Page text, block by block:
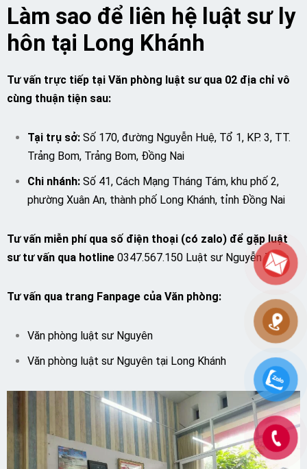
Làm sao để liên hệ luật sư ly
hôn tại Long Khánh
Tư vấn trực tiếp tại Văn phòng luật sư qua 02 địa chỉ vô
cùng thuận tiện sau:
Tại trụ sở: Số 170, đường Nguyễn Huệ, Tổ 1, KP. 3, TT.
Trảng Bom, Trảng Bom, Đồng Nai
Chi nhánh: Số 41, Cách Mạng Tháng Tám, khu phố 2,
phường Xuân An, thành phố Long Khánh, tỉnh Đồng Nai
Tư vấn miễn phí qua số điện thoại (có zalo) để gặp luật
sư tư vấn qua hotline 0347.567.150 Luật sư Nguyễn Thảo
Tư vấn qua trang Fanpage của Văn phòng:
Văn phòng luật sư Nguyên
Văn phòng luật sư Nguyên tại Long Khánh